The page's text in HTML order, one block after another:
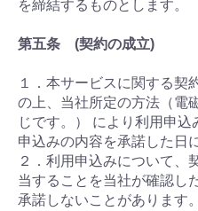
を締結するものとします。
第五条 (契約の成立)
１．本サービスに関する契
の上、当社所定の方法（電
じです。） により利用申
申込みの内容を承諾した日
２．利用申込みについて、
当することを当社が確認し
承諾しないことがあります。